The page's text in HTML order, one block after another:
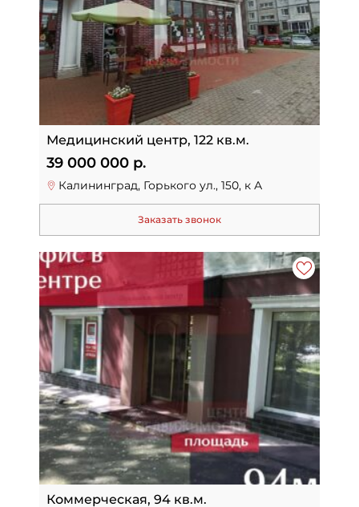
Медицинский центр, 122 кв.м.
39 000 000 р.
Калининград, Горького ул., 150, к А
Заказать звонок
Коммерческая, 94 кв.м.